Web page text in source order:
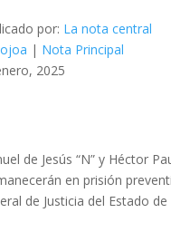
por: La nota central
| Nota Principal
2025
de Jesús “N” y Héctor
en prisión
de Justicia del Estado de